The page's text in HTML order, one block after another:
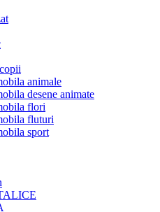
animale
desene animate
flori
fluturi
sport